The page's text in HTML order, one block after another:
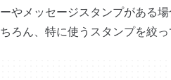
ーやメッセージスタンプがある
ちろん、特に使うスタンプを絞っ